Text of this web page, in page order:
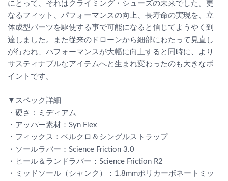
にとって、それはクライミング・シューズの未来でした。更
なるフィット、パフォーマンスの向上、長寿命の実現を、立
体成型パーツを駆使する事で可能になると信じてようやく到
達しました。また従来のドローンから細部にわたって見直し
が行われ、パフォーマンスが大幅に向上すると同時に、より
サスティナブルなアイテムへと生まれ変わったのも大きなポ
イントです。
▼スペック詳細
・硬さ：ミディアム
・アッパー素材：Syn Flex
・フィックス：ベルクロ＆シングルストラップ
・ソールラバー：Science Friction 3.0
・ヒール＆ランドラバー：Science Friction R2
・ミッドソール（シャンク）：1.8mmポリカーボネートミッ